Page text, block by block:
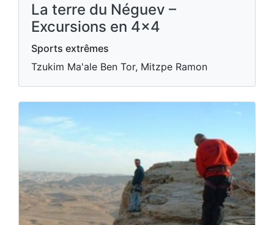
La terre du Néguev –
Excursions en 4x4
Sports extrêmes
Tzukim Ma'ale Ben Tor, Mitzpe Ramon